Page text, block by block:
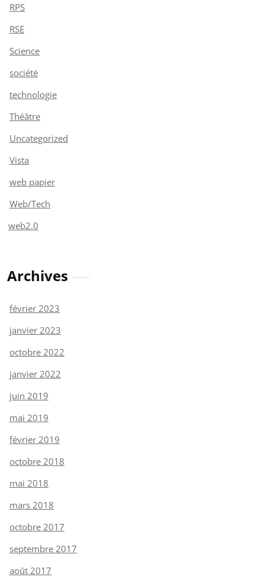
RPS
RSE
Science
société
technologie
Théâtre
Uncategorized
Vista
web papier
Web/Tech
web2.0
Archives
février 2023
janvier 2023
octobre 2022
janvier 2022
juin 2019
mai 2019
février 2019
octobre 2018
mai 2018
mars 2018
octobre 2017
septembre 2017
août 2017